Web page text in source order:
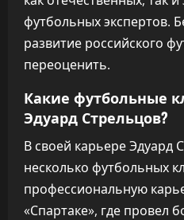
футбольных экспертов.
развитие российского
переоценить.
Какие футбольные
Эдуард Стрельцов?
В своей карьере Эдуард
несколько футбольных
профессиональную
«Спартаке», где провел